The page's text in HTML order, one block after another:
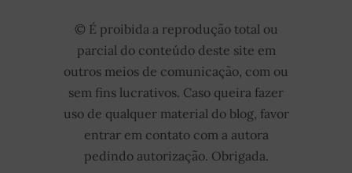
© É proibida a reprodução total ou
parcial do conteúdo deste site em
outros meios de comunicação, com ou
sem fins lucrativos. Caso queira fazer
uso de qualquer material do blog, favor
entrar em contato com a autora
pedindo autorização. Obrigada.